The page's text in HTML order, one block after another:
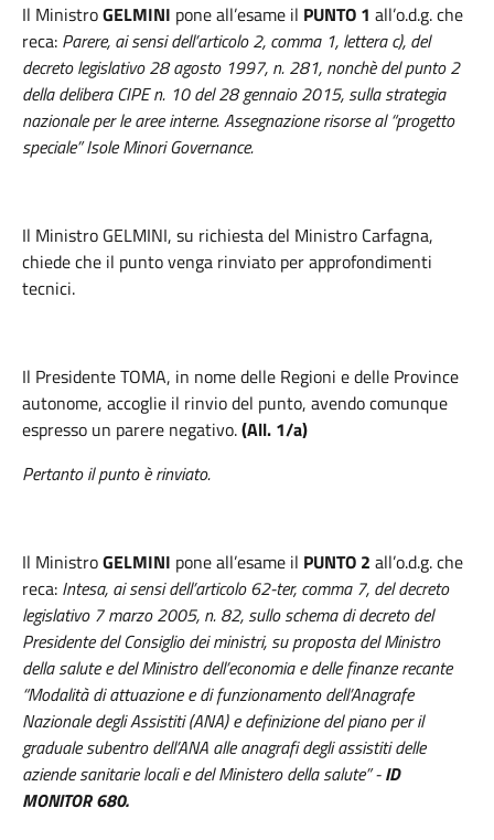
Il MinistroGELMINI pone all’esame il PUNTO 1 all’o.d.g. che
reca: Parere, ai sensi dell’articolo 2, comma 1, lettera c), del
decreto legislativo 28 agosto 1997, n. 281, nonchè del punto 2
della delibera CIPE n. 10 del 28 gennaio 2015, sulla strategia
nazionale per le aree interne. Assegnazione risorse al “progetto
speciale” Isole Minori Governance.
Il Ministro GELMINI, su richiesta del Ministro Carfagna,
chiede che il punto venga rinviato per approfondimenti
tecnici.
Il Presidente TOMA, in nome delle Regioni e delle Province
autonome, accoglie il rinvio del punto, avendo comunque
espresso un parere negativo.(All. 1/a)
Pertanto il punto è rinviato.
Il MinistroGELMINI pone all’esame il PUNTO 2 all’o.d.g. che
reca: Intesa, ai sensi dell’articolo 62-ter, comma 7, del decreto
legislativo 7 marzo 2005, n. 82, sullo schema di decreto del
Presidente del Consiglio dei ministri, su proposta del Ministro
della salute e del Ministro dell’economia e delle finanze recante
“Modalità di attuazione e di funzionamento dell’Anagrafe
Nazionale degli Assistiti (ANA) e definizione del piano per il
graduale subentro dell’ANA alle anagrafi degli assistiti delle
aziende sanitarie locali e del Ministero della salute” -ID
MONITOR 680.